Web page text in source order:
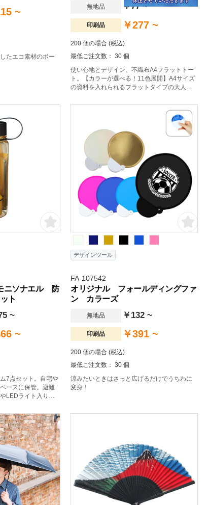
~
たエコ素材のボー
無地品 ￥77 ~
印刷品 ￥277 ~
200 個の場合 (税込)
最低ご注文数： 30 個
使い心地とデザイン、不織布A4フラットトー
ト。【カラーが選べる！11色展開】A4サイズ
の資料を入れられるフラットタイプの大人気
ンキャンパスなどで利用する配り物用トート
に重宝されています。印刷方法も単色からフ
ルカラー印刷まで対応しており、お好みのデ
ザインでオリジナルトートバッグを作成出来
ます。毎日の生活をより快適に。
ニソナエル 防
ト
~
~
7点セット。自宅や
ースに保管。避難
LEDライト入りで
デザインツール
FA-107542
オリジナル フォールディングファ
ン カラーズ
無地品 ￥132 ~
印刷品 ￥391 ~
200 個の場合 (税込)
最低ご注文数： 30 個
涼みたいときはさっと広げるだけでうちわに
変身！